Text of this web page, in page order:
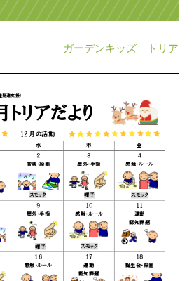
ガーデンキッズ トリア